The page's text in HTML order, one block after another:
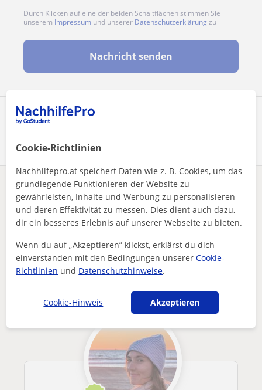
Profil teilen
Durch Klicken auf eine der beiden Schaltflächen stimmen Sie
unserem Impressum und unserer Datenschutzerklärung zu
Nachricht senden
Enthält dieses Profil einen Fehler?Melden
Nachhilfeunterricht Angewandte Mathematik
Wien
Andere Angewandte Mathematik-lehrer
in Wien die dich interessieren könnten
Cookie-Richtlinien
Nachhilfepro.at speichert Daten wie z. B. Cookies, um das
grundlegende Funktionieren der Website zu
gewährleisten, Inhalte und Werbung zu personalisieren
und deren Effektivität zu messen. Dies dient auch dazu,
dir ein besseres Erlebnis auf unserer Webseite zu bieten.
Wenn du auf „Akzeptieren” klickst, erklärst du dich
einverstanden mit den Bedingungen unsererCookie-
Richtlinien und Datenschutzhinweise.
Cookie-Hinweis Akzeptieren